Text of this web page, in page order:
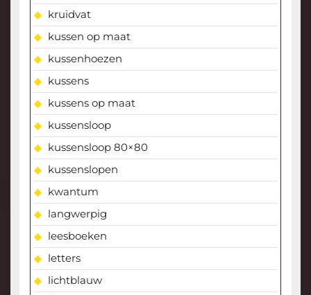
kruidvat
kussen op maat
kussenhoezen
kussens
kussens op maat
kussensloop
kussensloop 80×80
kussenslopen
kwantum
langwerpig
leesboeken
letters
lichtblauw